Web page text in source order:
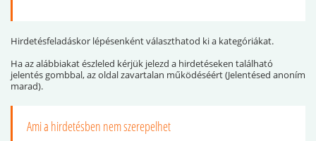
Hirdetésfeladáskor lépésenként választhatod ki a kategóriákat.
Ha az alábbiakat észleled kérjük jelezd a hirdetéseken található
jelentés gombbal, az oldal zavartalan működéséért (Jelentésed anoním
marad).
Ami a hirdetésben nem szerepelhet